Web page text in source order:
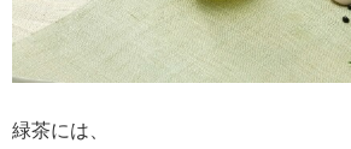
緑茶には、